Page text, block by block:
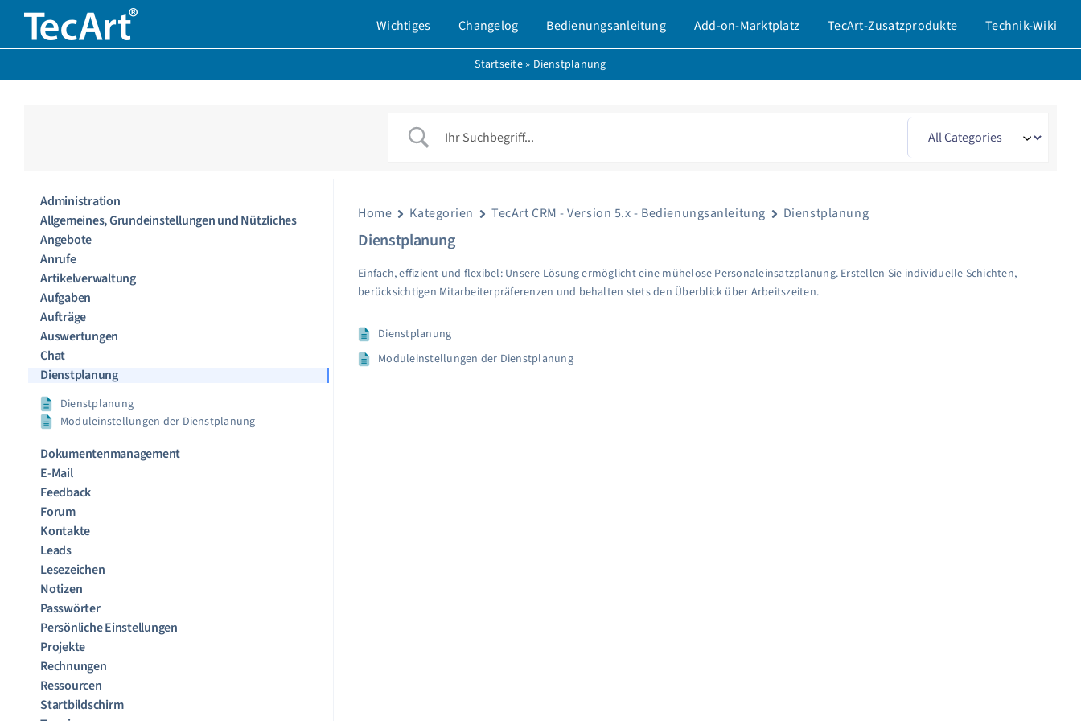
Zum
springen
Wichtiges Changelog Bedienungsanleitung Add-on-Marktplatz TecArt-Zusatzprodukte Technik-Wiki
Startseite» Dienstplanung
Administration
Allgemeines, Grundeinstellungen und Nützliches
Angebote
Anrufe
Artikelverwaltung
Aufgaben
Aufträge
Auswertungen
Chat
Dienstplanung
Dienstplanung
Moduleinstellungen der Dienstplanung
Dokumentenmanagement
E-Mail
Feedback
Forum
Kontakte
Leads
Lesezeichen
Notizen
Passwörter
Persönliche Einstellungen
Projekte
Rechnungen
Ressourcen
Startbildschirm
Home Kategorien TecArt CRM - Version 5.x - Bedienungsanleitung Dienstplanung
Dienstplanung
Einfach, effizient und flexibel: Unsere Lösung ermöglicht eine mühelose Personaleinsatzplanung. Erstellen Sie individuelle Schichten,
berücksichtigen Mitarbeiterpräferenzen und behalten stets den Überblick über Arbeitszeiten.
Dienstplanung
Moduleinstellungen der Dienstplanung